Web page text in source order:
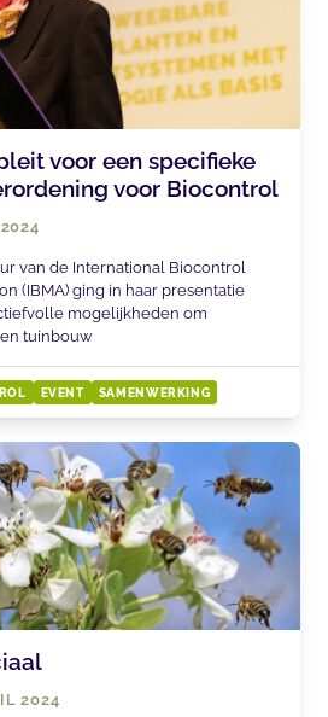
voor een specifieke
voor Biocontrol
van de International Biocontrol
(IBMA) ging in haar presentatie
mogelijkheden om
tuinbouw
EVENT SAMENWERKING
2024